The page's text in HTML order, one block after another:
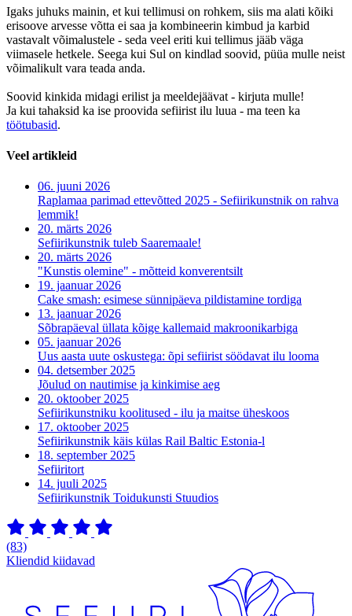
Igaks juhuks mainin, et kui tellimusi on rohkem, siis ma alati kõiki
erisoove arvesse võtta ei saa ja kombineerin kimbud ja karbid
vastavalt võimalustele - seda veel eriti kui tellimus jääb väga
viimasele hetkele. Seega kui Sul on kindlad soovid, püüa mulle neist
võimalikult vara teada anda.
Soovid kinkida midagi erilist ja meeldejäävat - kirjuta mulle!
Ja kui tahaksid ka ise proovida sefiirist ilu luua - ma teen ka
töötubasid.
Veel artikleid
06. juuni 2026
Raplamaa parimad ettevõtted 2025 - Sefiirikunstnik on rahva
lemmik!
20. märts 2026
Sefiirikunstnik tuleb Saaremaale!
20. märts 2026
"Kunstis olemine" - mõtteid konverentsilt
19. jaanuar 2026
Cake smash: esimese sünnipäeva pildistamine tordiga
13. jaanuar 2026
Sõbrapäeval üllata kõige kallemaid makroonikarbiga
05. jaanuar 2026
Uus aasta uute oskustega: õpi sefiirist söödavat ilu looma
04. detsember 2025
Jõulud on nautimise ja kinkimise aeg
20. oktoober 2025
Sefiirikunstniku koolitused - ilu ja maitse üheskoos
17. oktoober 2025
Sefiirikunstnik käis külas Rail Baltic Estonia-l
18. september 2025
Sefiiritort
14. juuli 2025
Sefiirikunstnik Toidukunsti Stuudios
(83)
Kliendid kiidavad